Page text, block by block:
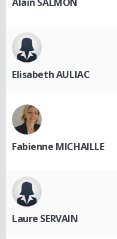
Elisabeth AULIAC
Fabienne MICHAILLE
Laure SERVAIN